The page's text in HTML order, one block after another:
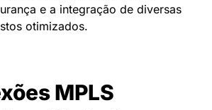
e a integração de diversas
otimizados.
MPLS